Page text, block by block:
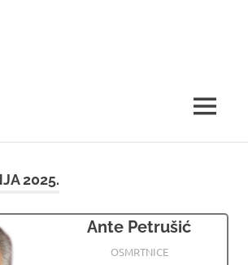
MENU
2025.
Ante Petrušić
07.04.2025
OSMRTNICE LJUBUSKI
OSMRTNICE